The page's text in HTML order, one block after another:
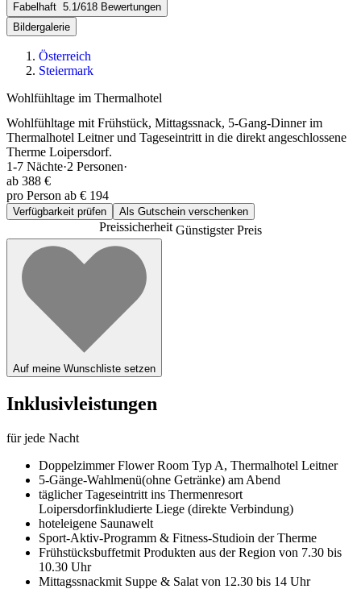
Fabelhaft 5.1/618 Bewertungen
Bildergalerie
Österreich
Steiermark
Wohlfühltage im Thermalhotel
Wohlfühltage mit Frühstück, Mittagssnack, 5-Gang-Dinner im
Thermalhotel Leitner und Tageseintritt in die direkt angeschlossene
Therme Loipersdorf.
1-7 Nächte·2 Personen·
ab 388 €
pro Person ab € 194
Verfügbarkeit prüfen Als Gutschein verschenken
PreissicherheitGünstigster Preis
Auf meine Wunschliste setzen
Inklusivleistungen
für jede Nacht
Doppelzimmer Flower Room Typ A, Thermalhotel Leitner
5-Gänge-Wahlmenü(ohne Getränke) am Abend
täglicher Tageseintritt ins Thermenresort
Loipersdorfinkludierte Liege (direkte Verbindung)
hoteleigene Saunawelt
Sport-Aktiv-Programm & Fitness-Studioin der Therme
Frühstücksbuffetmit Produkten aus der Region von 7.30 bis
10.30 Uhr
Mittagssnackmit Suppe & Salat von 12.30 bis 14 Uhr